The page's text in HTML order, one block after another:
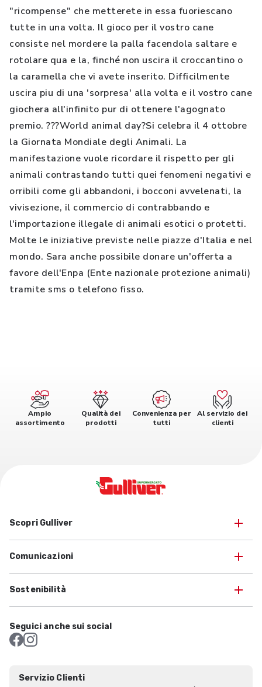
"ricompense" che metterete in essa fuoriescano
tutte in una volta. Il gioco per il vostro cane
consiste nel mordere la palla facendola saltare e
rotolare qua e la, finché non uscira il croccantino o
la caramella che vi avete inserito. Difficilmente
uscira piu di una 'sorpresa' alla volta e il vostro cane
giochera all'infinito pur di ottenere l'agognato
premio. ???World animal day?Si celebra il 4 ottobre
la Giornata Mondiale degli Animali. La
manifestazione vuole ricordare il rispetto per gli
animali contrastando tutti quei fenomeni negativi e
orribili come gli abbandoni, i bocconi avvelenati, la
vivisezione, il commercio di contrabbando e
l'importazione illegale di animali esotici o protetti.
Molte le iniziative previste nelle piazze d'Italia e nel
mondo. Sara anche possibile donare un'offerta a
favore dell'Enpa (Ente nazionale protezione animali)
tramite sms o telefono fisso.
Ampio
assortimento
Qualità dei
prodotti
Convenienza per
tutti
Al servizio dei
clienti
Scopri Gulliver
Comunicazioni
Sostenibilità
Seguici anche sui social
Servizio Clienti